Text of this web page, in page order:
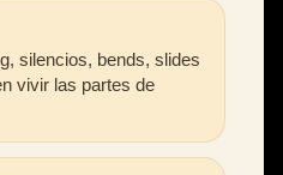
silencios, bends, slides
vivir las partes de